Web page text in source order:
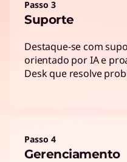
Passo 3
Suporte
Destaque-se com
orientado por IA e
Desk que resolve
Passo 4
Gerenciamento